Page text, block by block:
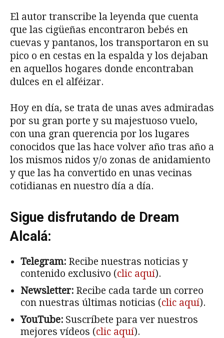
El autor transcribe la leyenda que cuenta
que las cigüeñas encontraron bebés en
cuevas y pantanos, los transportaron en su
pico o en cestas en la espalda y los dejaban
en aquellos hogares donde encontraban
dulces en el alféizar.
Hoy en día, se trata de unas aves admiradas
por su gran porte y su majestuoso vuelo,
con una gran querencia por los lugares
conocidos que las hace volver año tras año a
los mismos nidos y/o zonas de anidamiento
y que las ha convertido en unas vecinas
cotidianas en nuestro día a día.
Sigue disfrutando de Dream
Alcalá:
Telegram: Recibe nuestras noticias y
contenido exclusivo (clic aquí).
Newsletter: Recibe cada tarde un correo
con nuestras últimas noticias (clic aquí).
YouTube: Suscríbete para ver nuestros
mejores vídeos (clic aquí).